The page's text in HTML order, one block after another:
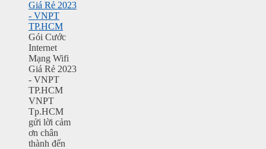
Giá Rẻ 2023
- VNPT
TP.HCM
Gói Cước
Internet
Mạng Wifi
Giá Rẻ 2023
- VNPT
TP.HCM
VNPT
Tp.HCM
gửi lời cảm
ơn chân
thành đến